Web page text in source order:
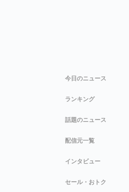
今日のニュース
ランキング
話題のニュース
配信元一覧
インタビュー
セール・おトク